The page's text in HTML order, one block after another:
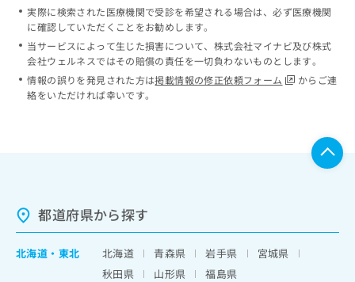
実際に検索された医療機関で受診を希望される場合は、必ず医療機関
に確認していただくことをお勧めします。
当サービスによって生じた損害について、株式会社マイナビ及び株式
会社ウェルネスではその賠償の責任を一切負わないものとします。
情報の誤りを発見された方は掲載情報の修正依頼フォーム
からご連
絡をいただければ幸いです。
都道府県から探す
北海道 ・ 東北 北海道 青森県 岩手県
宮城県
秋田県
山形県
福島県